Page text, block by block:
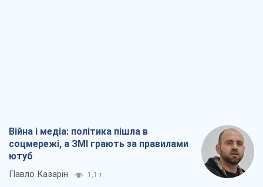
Війна і медіа: політика пішла в
соцмережі, а ЗМІ грають за правилами
ютуб
Павло Казарін 1,1 т.